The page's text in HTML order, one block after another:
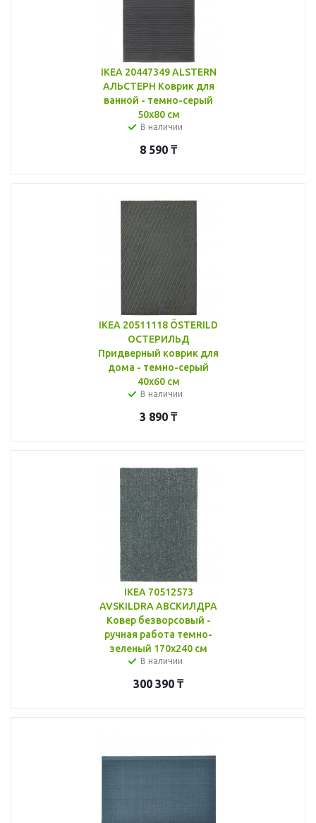
IKEA 20447349 ALSTERN
АЛЬСТЕРН Коврик для
ванной - темно-серый
50x80 см
В наличии
8 590 ₸
IKEA 20511118 ÖSTERILD
ОСТЕРИЛЬД
Придверный коврик для
дома - темно-серый
40x60 см
В наличии
3 890 ₸
IKEA 70512573
AVSKILDRA АВСКИЛДРА
Ковер безворсовый -
ручная работа темно-
зеленый 170x240 см
В наличии
300 390 ₸